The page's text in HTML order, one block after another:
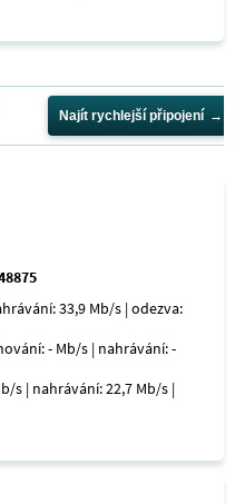
Najít rychlejší připojení
33,9 Mb/s | odezva:
- Mb/s | nahrávání: -
s | nahrávání: 22,7 Mb/s |